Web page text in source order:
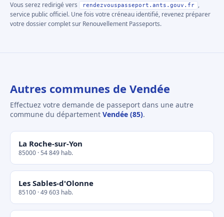
Vous serez redirigé vers rendezvouspasseport.ants.gouv.fr
,
service public officiel. Une fois votre créneau identifié, revenez préparer
votre dossier complet sur Renouvellement Passeports.
Autres communes de Vendée
Effectuez votre demande de passeport dans une autre
commune du département Vendée (85).
La Roche-sur-Yon
85000 · 54 849 hab.
Les Sables-d'Olonne
85100 · 49 603 hab.